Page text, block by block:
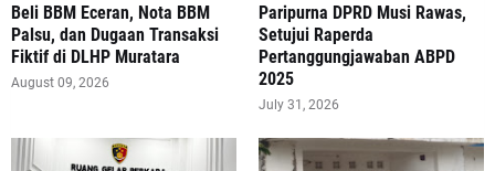
‎Beli BBM Eceran, Nota BBM
Palsu, dan Dugaan Transaksi
Fiktif di DLHP Muratara
August 09, 2026
Paripurna DPRD Musi Rawas,
Setujui Raperda
Pertanggungjawaban ABPD
2025
July 31, 2026